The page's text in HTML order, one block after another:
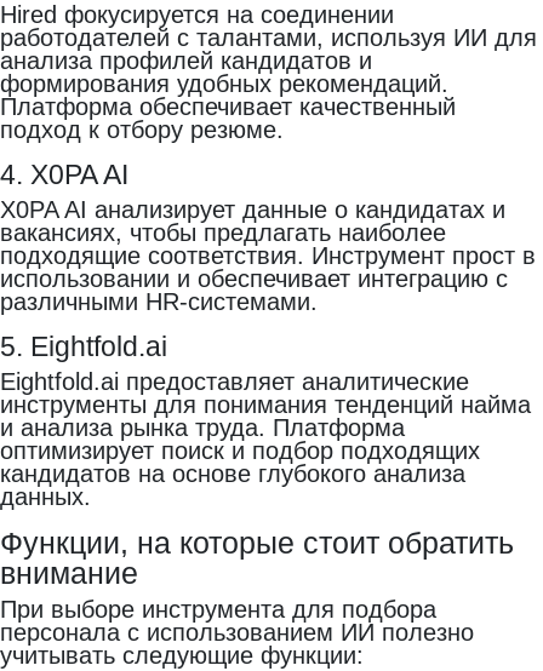
Hired фокусируется на соединении
работодателей с талантами, используя ИИ для
анализа профилей кандидатов и
формирования удобных рекомендаций.
Платформа обеспечивает качественный
подход к отбору резюме.
4. X0PA AI
X0PA AI анализирует данные о кандидатах и
вакансиях, чтобы предлагать наиболее
подходящие соответствия. Инструмент прост в
использовании и обеспечивает интеграцию с
различными HR-системами.
5. Eightfold.ai
Eightfold.ai предоставляет аналитические
инструменты для понимания тенденций найма
и анализа рынка труда. Платформа
оптимизирует поиск и подбор подходящих
кандидатов на основе глубокого анализа
данных.
Функции, на которые стоит обратить
внимание
При выборе инструмента для подбора
персонала с использованием ИИ полезно
учитывать следующие функции: